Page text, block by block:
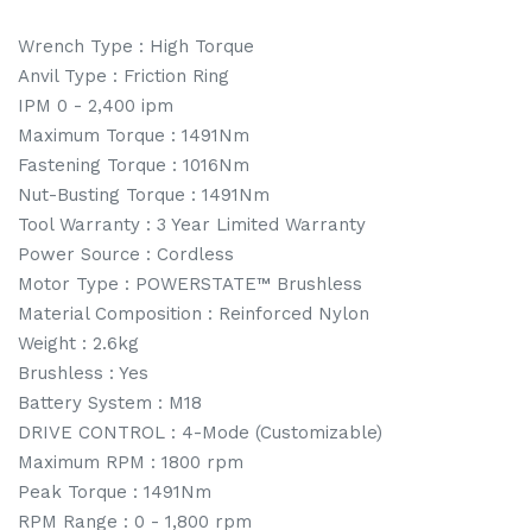
Wrench Type : High Torque
Anvil Type : Friction Ring
IPM 0 - 2,400 ipm
Maximum Torque : 1491Nm
Fastening Torque : 1016Nm
Nut-Busting Torque : 1491Nm
Tool Warranty : 3 Year Limited Warranty
Power Source : Cordless
Motor Type : POWERSTATE™ Brushless
Material Composition : Reinforced Nylon
Weight : 2.6kg
Brushless : Yes
Battery System : M18
DRIVE CONTROL : 4-Mode (Customizable)
Maximum RPM : 1800 rpm
Peak Torque : 1491Nm
RPM Range : 0 - 1,800 rpm